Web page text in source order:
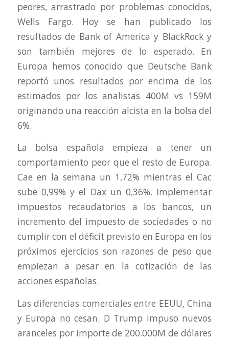
peores, arrastrado por problemas conocidos,
Wells Fargo. Hoy se han publicado los
resultados de Bank of America y BlackRock y
son también mejores de lo esperado. En
Europa hemos conocido que Deutsche Bank
reportó unos resultados por encima de los
estimados por los analistas 400M vs 159M
originando una reacción alcista en la bolsa del
6%.
La bolsa española empieza a tener un
comportamiento peor que el resto de Europa.
Cae en la semana un 1,72% mientras el Cac
sube 0,99% y el Dax un 0,36%. Implementar
impuestos recaudatorios a los bancos, un
incremento del impuesto de sociedades o no
cumplir con el déficit previsto en Europa en los
próximos ejercicios son razones de peso que
empiezan a pesar en la cotización de las
acciones españolas.
Las diferencias comerciales entre EEUU, China
y Europa no cesan. D Trump impuso nuevos
aranceles por importe de 200.000M de dólares